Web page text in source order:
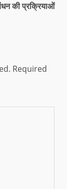
की प्रक्रियाओं
Required